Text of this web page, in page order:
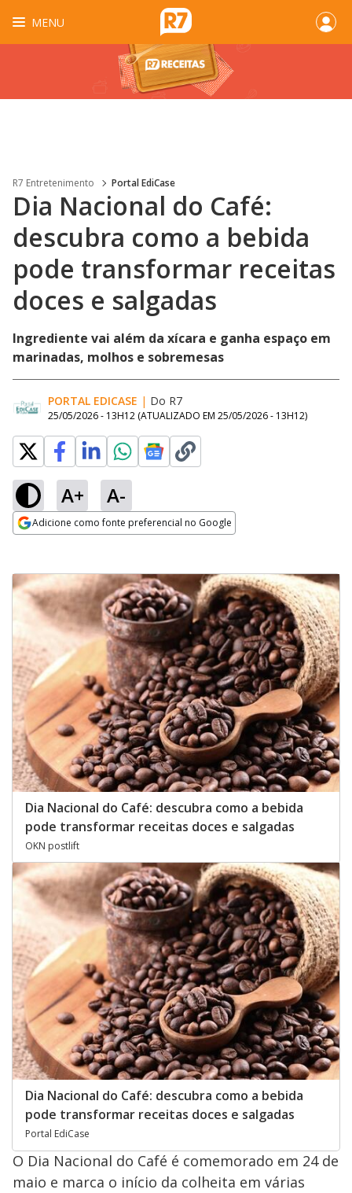
MENU
R7 Entretenimento Portal EdiCase
Dia Nacional do Café:
descubra como a bebida
pode transformar receitas
doces e salgadas
Ingrediente vai além da xícara e ganha espaço em
marinadas, molhos e sobremesas
PORTAL EDICASE | Do R7
25/05/2026 - 13H12 (ATUALIZADO EM 25/05/2026 - 13H12)
A+ A-
Adicione como fonte preferencial no Google
Dia Nacional do Café: descubra como a bebida
pode transformar receitas doces e salgadas
OKN postlift
Dia Nacional do Café: descubra como a bebida
pode transformar receitas doces e salgadas
Portal EdiCase
O Dia Nacional do Café é comemorado em 24 de
maio e marca o início da colheita em várias